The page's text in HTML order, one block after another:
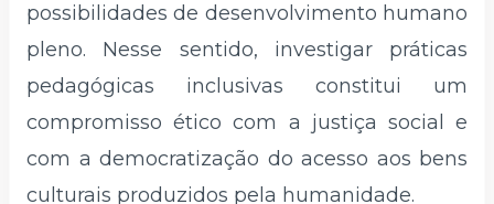
possibilidades de desenvolvimento humano
pleno. Nesse sentido, investigar práticas
pedagógicas inclusivas constitui um
compromisso ético com a justiça social e
com a democratização do acesso aos bens
culturais produzidos pela humanidade.